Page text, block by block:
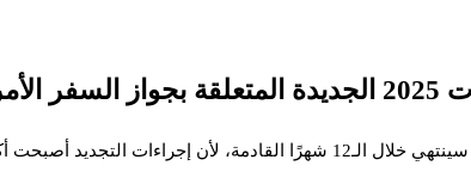
، خاصةً إذا كان سينتهي خلال الـ12 شهرًا القادمة، لأن إجراءات